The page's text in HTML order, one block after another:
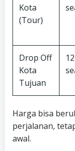
Kota
(Tour)
Drop Off
Kota
Tujuan
Harga bisa
perjalanan,
awal.